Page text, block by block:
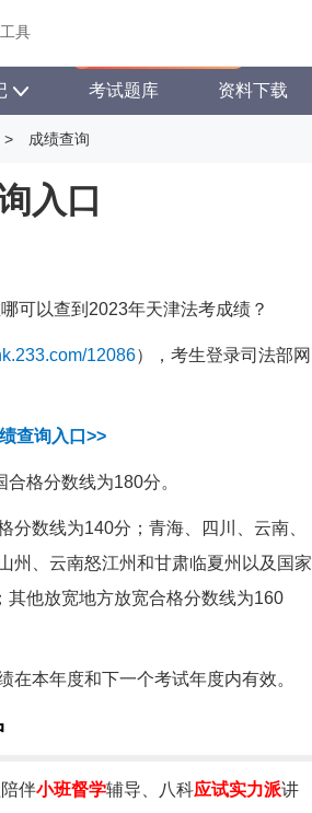
助中心
具
考试题库 资料下载
> 成绩查询
入口
可以查到2023年天津法考成绩？
12086），考生登录司法部网
查询入口>>
合格分数线为180分。
数线为140分；青海、四川、云南、
州、云南怒江州和甘肃临夏州以及国家
其他放宽地方放宽合格分数线为160
在本年度和下一个考试年度内有效。
伴小班督学辅导、八科应试实力派讲